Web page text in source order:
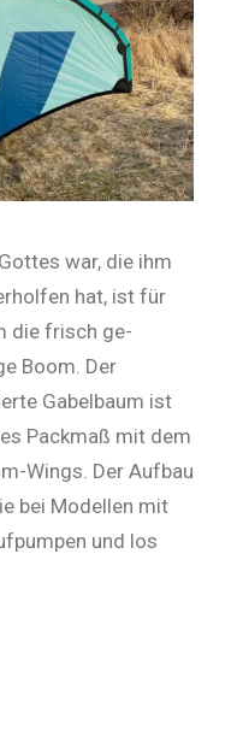
war, die ihm
hat, ist für
die frisch ge­
Boom. Der
Gabelbaum ist
Packmaß mit dem
Wings. Der Aufbau
bei Modellen mit
und los